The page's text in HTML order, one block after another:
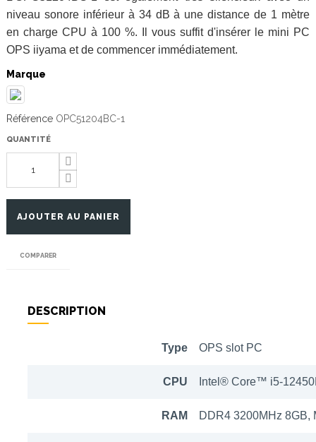
niveau sonore inférieur à 34 dB à une distance de 1 mètre
en charge CPU à 100 %. Il vous suffit d'insérer le mini PC
OPS iiyama et de commencer immédiatement.
Marque
Référence OPC51204BC-1
QUANTITÉ
AJOUTER AU PANIER
COMPARER
DESCRIPTION
Type OPS slot PC
CPU Intel® Core™ i5-
RAM DDR4 3200MHz 8GB,